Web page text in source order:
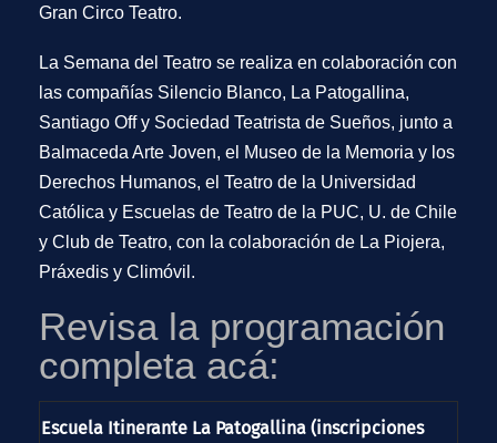
Gran Circo Teatro.
La Semana del Teatro se realiza en colaboración con
las compañías Silencio Blanco, La Patogallina,
Santiago Off y Sociedad Teatrista de Sueños, junto a
Balmaceda Arte Joven, el Museo de la Memoria y los
Derechos Humanos, el Teatro de la Universidad
Católica y Escuelas de Teatro de la PUC, U. de Chile
y Club de Teatro, con la colaboración de La Piojera,
Práxedis y Climóvil.
Revisa la programación
completa acá:
Escuela Itinerante La Patogallina (inscripciones